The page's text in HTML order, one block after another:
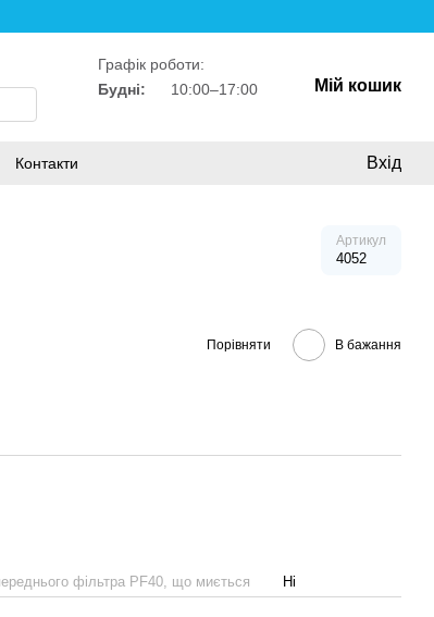
Графік роботи:
Будні:
10:00–17:00 Мій кошик
Контакти
Вхід
Артикул
4052
Порівняти В бажання
фільтра PF40, що миється Ні